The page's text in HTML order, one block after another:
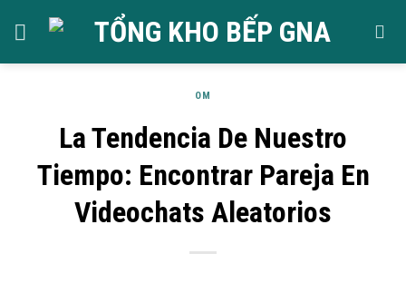
OM
La Tendencia De Nuestro
Tiempo: Encontrar Pareja En
Videochats Aleatorios